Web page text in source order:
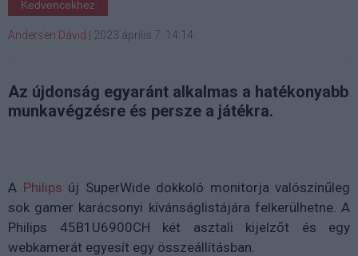
Kedvencekhez
Andersen Dávid 2023 április 7. 14:14
Az újdonság egyaránt alkalmas a hatékonyabb
munkavégzésre és persze a játékra.
A Philips új SuperWide dokkoló monitorja valószínűleg
sok gamer karácsonyi kívánságlistájára felkerülhetne. A
Philips 45B1U6900CH két asztali kijelzőt és egy
webkamerát egyesít egy összeállításban.